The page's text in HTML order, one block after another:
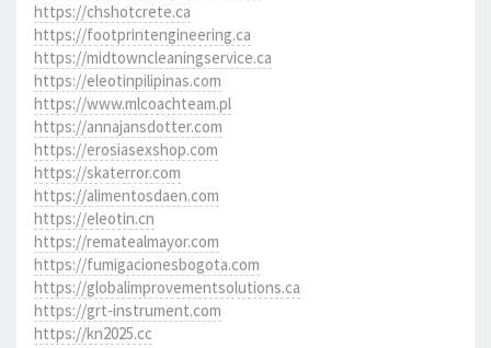
https://chshotcrete.ca
https://footprintengineering.ca
https://midtowncleaningservice.ca
https://eleotinpilipinas.com
https://www.mlcoachteam.pl
https://annajansdotter.com
https://erosiasexshop.com
https://skaterror.com
https://alimentosdaen.com
https://eleotin.cn
https://rematealmayor.com
https://fumigacionesbogota.com
https://globalimprovementsolutions.ca
https://grt-instrument.com
https://kn2025.cc